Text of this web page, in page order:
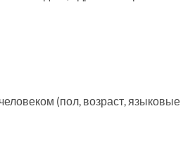
(пол, возраст, языковые